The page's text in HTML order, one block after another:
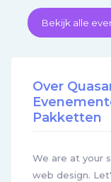
Over
Pakketten
We are at your
web design.